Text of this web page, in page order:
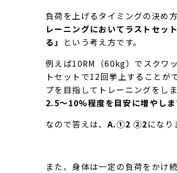
負荷を上げるタイミングの決め
レーニングにおいてラストセッ
る」
という考え方です。
例えば10RM（60kg）でスクワ
トセットで12回挙上すること
プを目指してトレーニングをしま
2.5〜10%程度を目安に増やしま
なので答えは、A.①2 ②2になり
また、身体は一定の負荷をかけ